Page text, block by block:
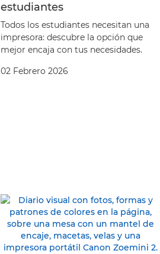
estudiantes
Todos los estudiantes necesitan una
impresora: descubre la opción que
mejor encaja con tus necesidades.
02 Febrero 2026